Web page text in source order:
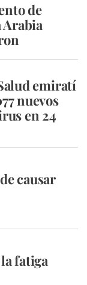
de
Arabia
emiratí
nuevos
en 24
causar
fatiga